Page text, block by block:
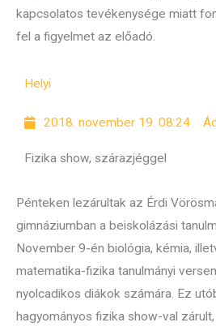
kapcsolatos tevékenysége miatt
fel a figyelmet az előadó.
Helyi
2018. november 19. 08:24
Fizika show, szárazjéggel
Pénteken lezárultak az Érdi
gimnáziumban a beiskolázási
November 9-én biológia, kémia,
matematika-fizika tanulmányi
nyolcadikos diákok számára. Ez
hagyományos fizika show-val